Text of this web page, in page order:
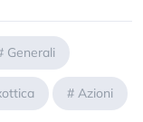
Generali
# Azioni